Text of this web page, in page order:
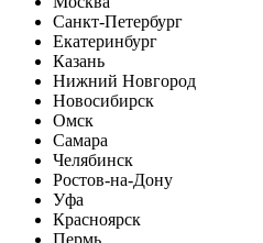
Санкт-Петербург
Екатеринбург
Казань
Нижний Новгород
Новосибирск
Омск
Самара
Челябинск
Ростов-на-Дону
Уфа
Красноярск
Пермь